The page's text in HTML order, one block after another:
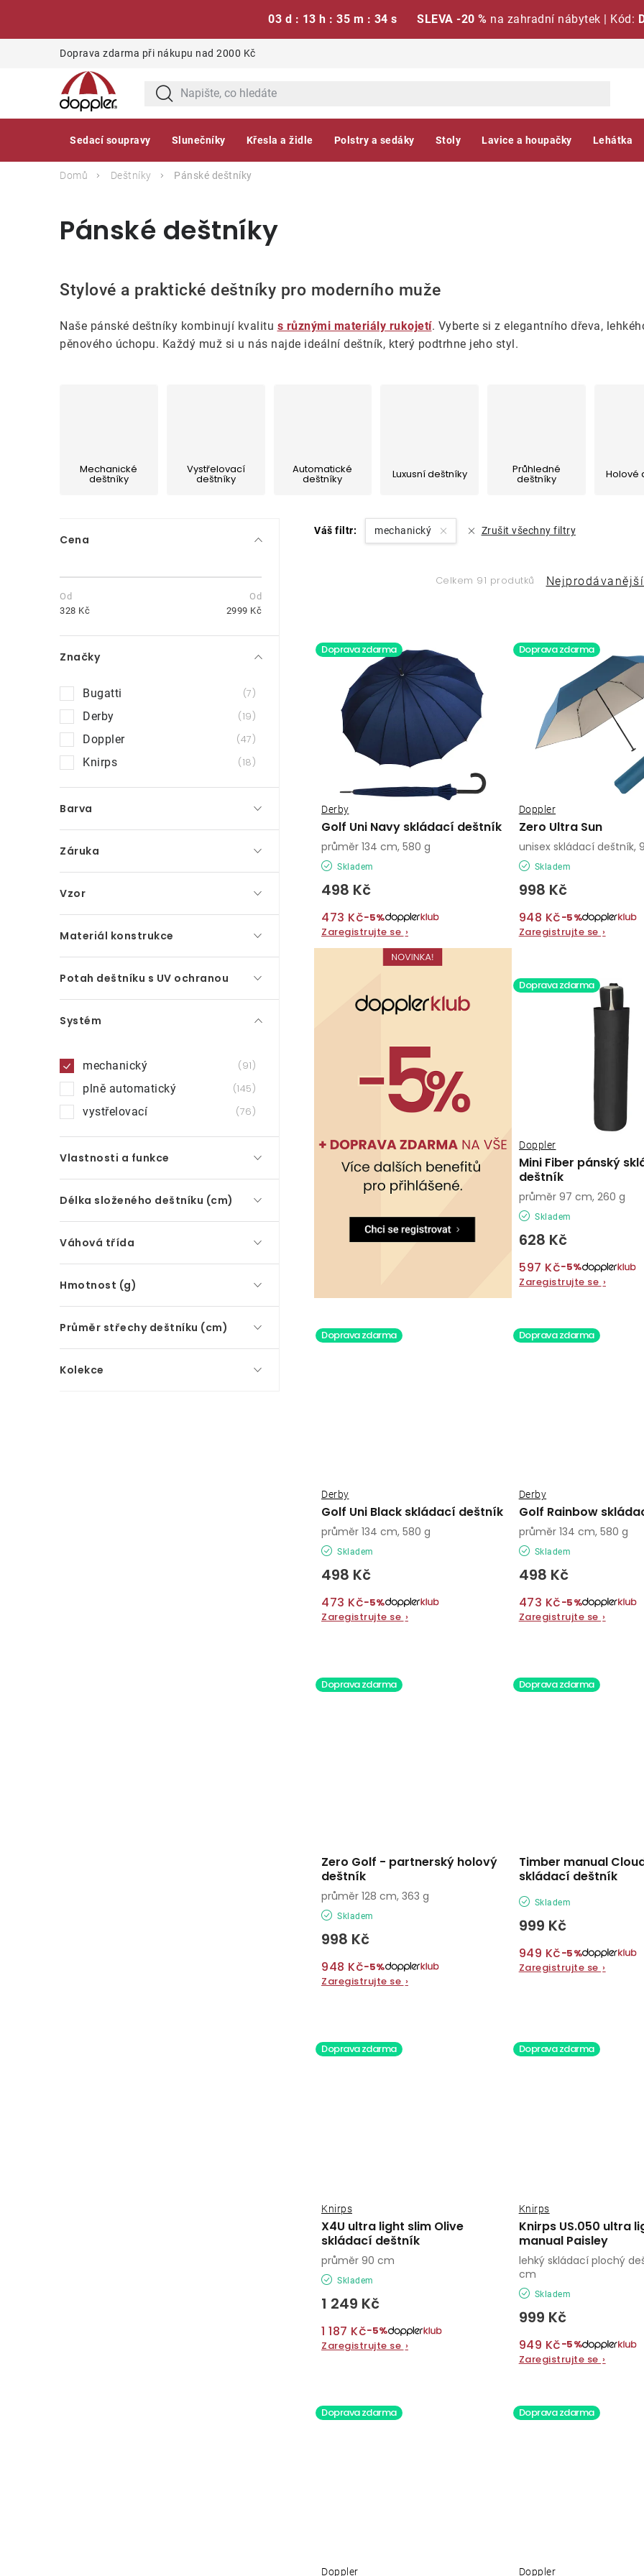
03 d : 13 h : 35 m : 33 s SLEVA -20 % na zahradní nábytek | Kód:
Doprava zdarma při nákupu nad 2000 Kč
Sedací soupravy Slunečníky Křesla a židle Polstry a sedáky Stoly Lavice a houpačky Lehátka
Domů Deštníky Pánské deštníky
Pánské deštníky
Stylové a praktické deštníky pro moderního muže
Naše pánské deštníky kombinují kvalitu s různými materiály rukojetí. Vyberte si z elegantního dřeva,
pěnového úchopu. Každý muž si u nás najde ideální deštník, který podtrhne jeho styl.
Mechanické
deštníky
Vystřelovací
deštníky
Automatické
deštníky Luxusní deštníky Průhledné
deštníky Holové
P
s
t
r
a
n
n
í
p
a
n
e
l
Cena
328 Kč 2999 Kč
Značky
Bugatti
7
Derby
19
Doppler
47
Knirps
18
Barva
Záruka
Vzor
Materiál konstrukce
Potah deštníku s UV ochranou
Systém
mechanický
91
plně automatický
145
vystřelovací
76
Vlastnosti a funkce
Délka složeného deštníku (cm)
Váhová třída
Hmotnost (g)
Průměr střechy deštníku (cm)
Kolekce
Váš filtr: mechanický Zrušit všechny filtry
Celkem 91 produtků
Ř
z
e
p
o
d
u
k
t
ů
Nejprodávanější
ý
o
d
u
k
t
ů
Doprava zdarma
Golf Uni Navy skládací deštník
Derby
Skladem
498 Kč
473 Kč−5%
Zaregistrujte se ›
průměr 134 cm, 580 g
Doprava zdarma
Zero Ultra Sun
Doppler
Skladem
998 Kč
948 Kč−5%
Zaregistrujte se ›
unisex skládací deštník,
Doprava zdarma
Mini Fiber pánský
deštník
Doppler
Skladem
628 Kč
597 Kč−5%
Zaregistrujte se ›
průměr 97 cm, 260 g
Doprava zdarma
Golf Uni Black skládací deštník
Derby
Skladem
498 Kč
473 Kč−5%
Zaregistrujte se ›
průměr 134 cm, 580 g
Doprava zdarma
Golf Rainbow
Derby
Skladem
498 Kč
473 Kč−5%
Zaregistrujte se ›
průměr 134 cm, 580 g
Doprava zdarma
Zero Golf - partnerský holový
deštník
Skladem
998 Kč
948 Kč−5%
Zaregistrujte se ›
průměr 128 cm, 363 g
Doprava zdarma
Timber manual
skládací deštník
Skladem
999 Kč
949 Kč−5%
Zaregistrujte se ›
Doprava zdarma
X4U ultra light slim Olive
skládací deštník
Knirps
Skladem
1 249 Kč
1 187 Kč−5%
Zaregistrujte se ›
průměr 90 cm
Doprava zdarma
Knirps US.050 ultra
manual Paisley
Knirps
Skladem
999 Kč
949 Kč−5%
Zaregistrujte se ›
lehký skládací plochý
cm
Doprava zdarma
Doppler
Doprava zdarma
Doppler